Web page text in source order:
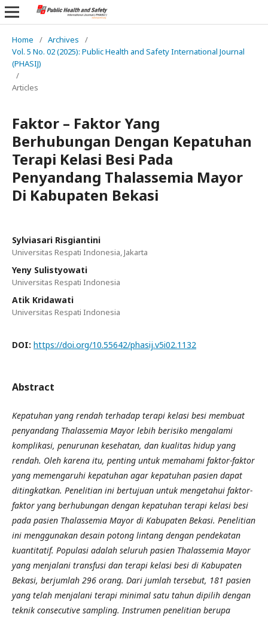
Home / Archives
/
Vol. 5 No. 02 (2025): Public Health and Safety International Journal
(PHASIJ)
/
Articles
Faktor – Faktor Yang
Berhubungan Dengan Kepatuhan
Terapi Kelasi Besi Pada
Penyandang Thalassemia Mayor
Di Kabupaten Bekasi
Sylviasari Risgiantini
Universitas Respati Indonesia, Jakarta
Yeny Sulistyowati
Universitas Respati Indonesia
Atik Kridawati
Universitas Respati Indonesia
DOI: https://doi.org/10.55642/phasij.v5i02.1132
Abstract
Kepatuhan yang rendah terhadap terapi kelasi besi membuat
penyandang Thalassemia Mayor lebih berisiko mengalami
komplikasi, penurunan kesehatan, dan kualitas hidup yang
rendah. Oleh karena itu, penting untuk memahami faktor-faktor
yang memengaruhi kepatuhan agar kepatuhan pasien dapat
ditingkatkan. Penelitian ini bertujuan untuk mengetahui faktor-
faktor yang berhubungan dengan kepatuhan terapi kelasi besi
pada pasien Thalassemia Mayor di Kabupaten Bekasi. Penelitian
ini menggunakan desain potong lintang dengan pendekatan
kuantitatif. Populasi adalah seluruh pasien Thalassemia Mayor
yang menjalani transfusi dan terapi kelasi besi di Kabupaten
Bekasi, berjumlah 296 orang. Dari jumlah tersebut, 181 pasien
yang telah menjalani terapi minimal satu tahun dipilih dengan
teknik consecutive sampling. Instrumen penelitian berupa